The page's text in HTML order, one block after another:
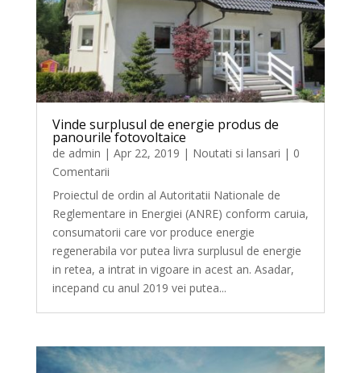
Vinde surplusul de energie produs de
panourile fotovoltaice
de admin | Apr 22, 2019 | Noutati si lansari | 0
Comentarii
Proiectul de ordin al Autoritatii Nationale de
Reglementare in Energiei (ANRE) conform caruia,
consumatorii care vor produce energie
regenerabila vor putea livra surplusul de energie
in retea, a intrat in vigoare in acest an. Asadar,
incepand cu anul 2019 vei putea...